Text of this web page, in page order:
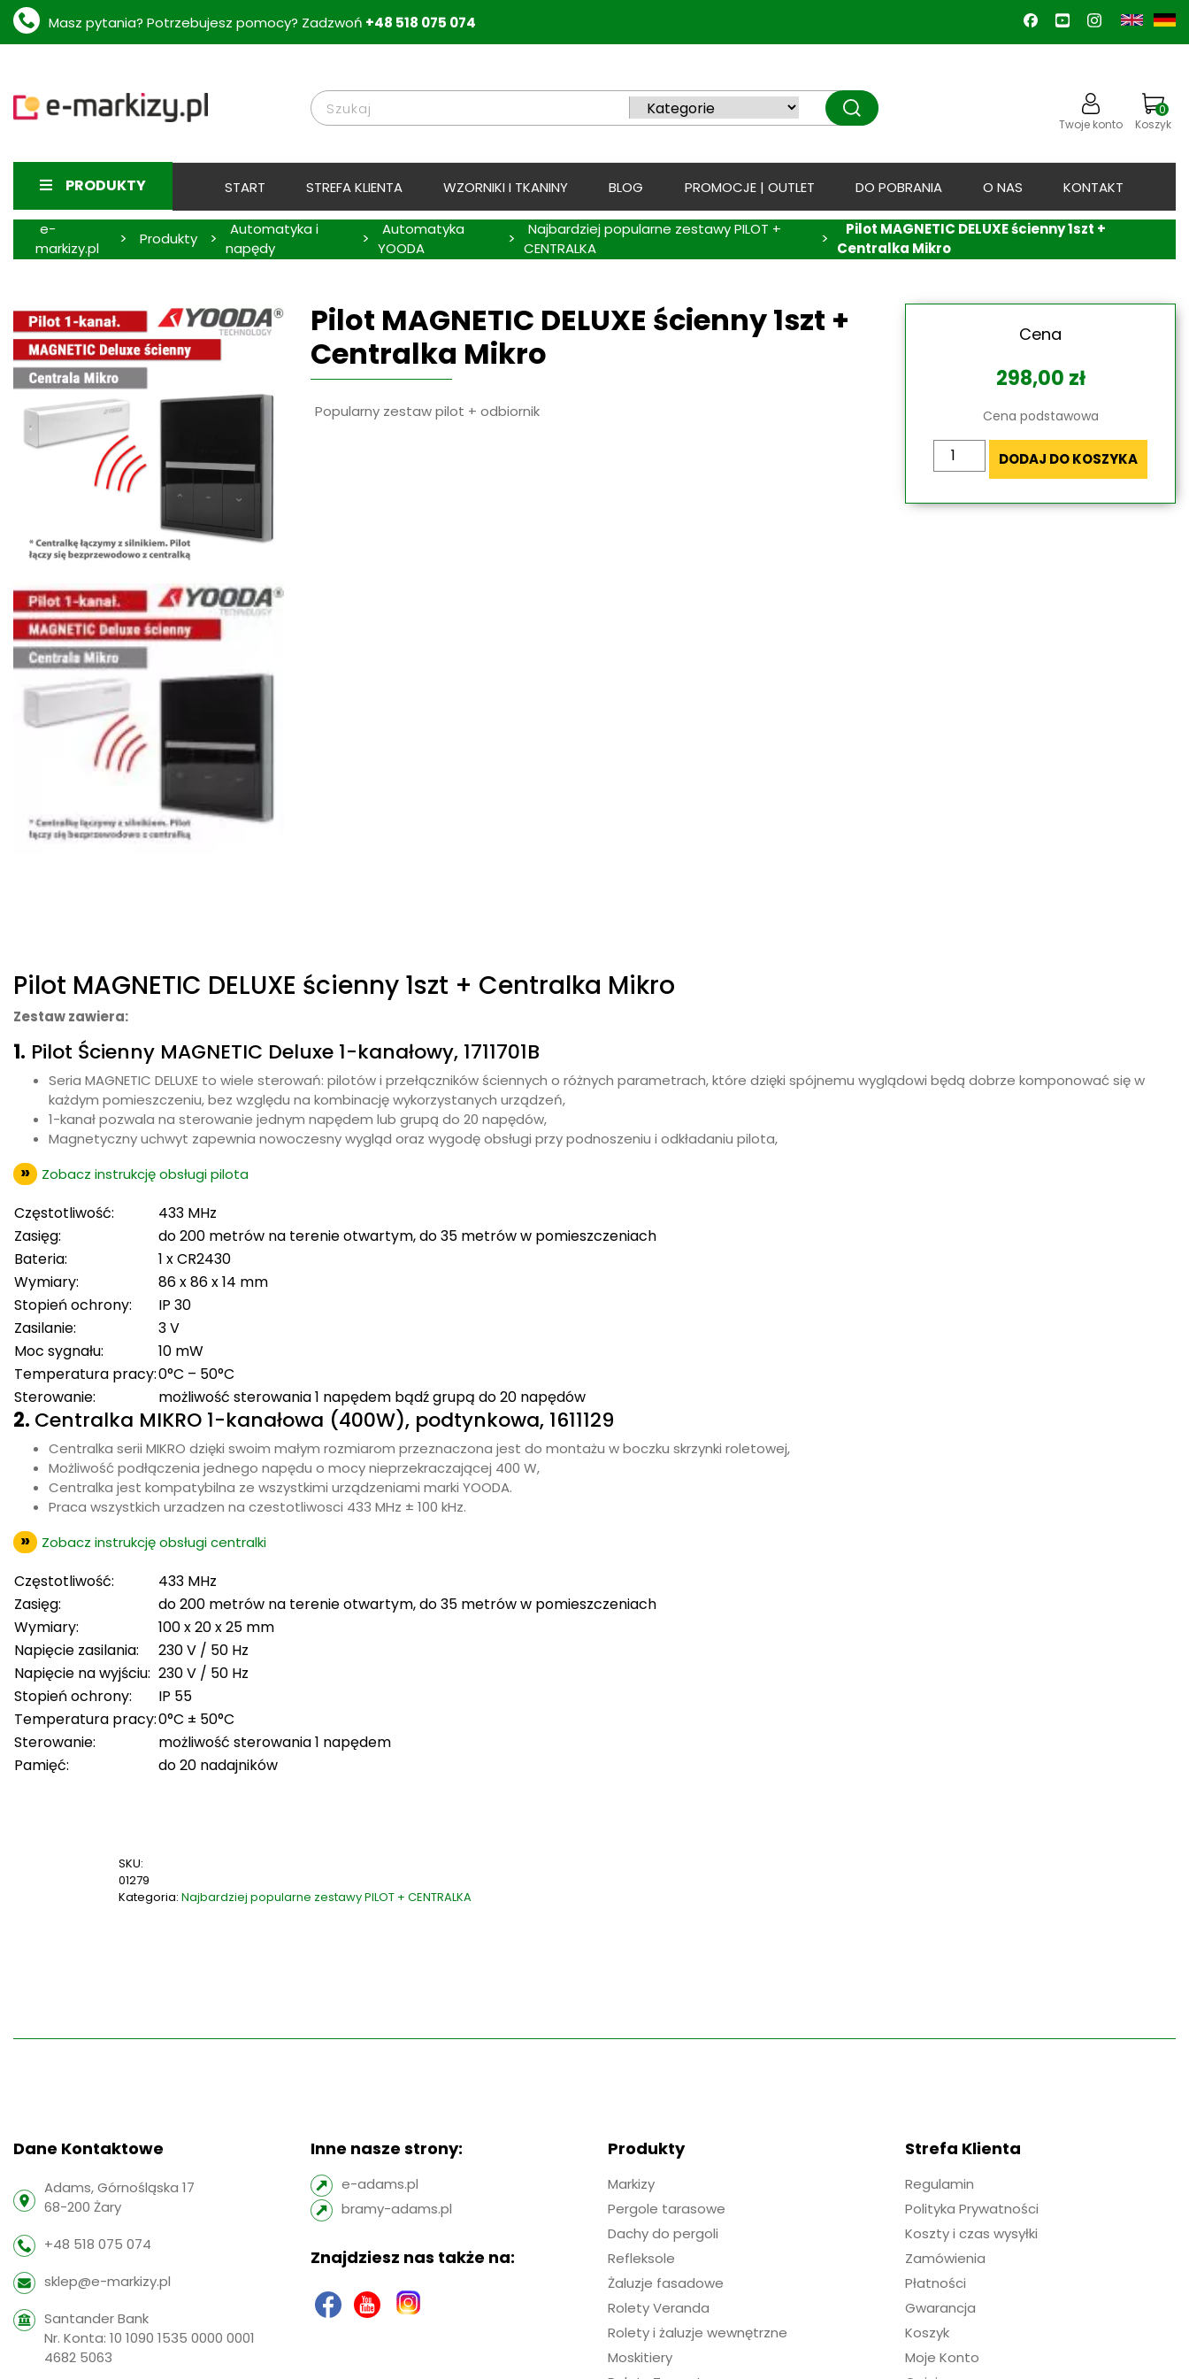
Masz pytania? Potrzebujesz pomocy? Zadzwoń +48 518 075 074
Twoje konto
0
Koszyk
PRODUKTY START STREFA KLIENTA WZORNIKI I TKANINY BLOG PROMOCJE | OUTLET DO POBRANIA O NAS KONTAKT
e-
markizy.pl
> Produkty >
Automatyka i
napędy
>
Automatyka
YOODA
>
Najbardziej popularne zestawy PILOT +
CENTRALKA
>
Pilot MAGNETIC DELUXE ścienny 1szt +
Centralka Mikro
Pilot MAGNETIC DELUXE ścienny 1szt +
Centralka Mikro
Popularny zestaw pilot + odbiornik
Cena
298,00 zł
Cena podstawowa
ilość
Pilot
DELUXE
DODAJ DO KOSZYKA
Pilot MAGNETIC DELUXE ścienny 1szt + Centralka Mikro
Zestaw zawiera:
1. Pilot Ścienny MAGNETIC Deluxe 1-kanałowy, 1711701B
Seria MAGNETIC DELUXE to wiele sterowań: pilotów i przełączników ściennych o różnych parametrach, które dzięki spójnemu wyglądowi będą dobrze komponować się w
każdym pomieszczeniu, bez względu na kombinację wykorzystanych urządzeń,
1-kanał pozwala na sterowanie jednym napędem lub grupą do 20 napędów,
Magnetyczny uchwyt zapewnia nowoczesny wygląd oraz wygodę obsługi przy podnoszeniu i odkładaniu pilota,
Zobacz instrukcję obsługi pilota
Częstotliwość:
433 MHz
Zasięg:
do 200 metrów na terenie otwartym, do 35 metrów w pomieszczeniach
Bateria:
1 x CR2430
Wymiary:
86 x 86 x 14 mm
Stopień ochrony:
IP 30
Zasilanie:
3 V
Moc sygnału:
10 mW
Temperatura pracy:0°C – 50°C
Sterowanie:
możliwość sterowania 1 napędem bądź grupą do 20 napędów
2. Centralka MIKRO 1-kanałowa (400W), podtynkowa, 1611129
Centralka serii MIKRO dzięki swoim małym rozmiarom przeznaczona jest do montażu w boczku skrzynki roletowej,
Możliwość podłączenia jednego napędu o mocy nieprzekraczającej 400 W,
Centralka jest kompatybilna ze wszystkimi urządzeniami marki YOODA.
Praca wszystkich urzadzen na czestotliwosci 433 MHz ± 100 kHz.
Zobacz instrukcję obsługi centralki
Częstotliwość:
433 MHz
Zasięg:
do 200 metrów na terenie otwartym, do 35 metrów w pomieszczeniach
Wymiary:
100 x 20 x 25 mm
Napięcie zasilania:
230 V / 50 Hz
Napięcie na wyjściu: 230 V / 50 Hz
Stopień ochrony:
IP 55
Temperatura pracy:0°C ± 50°C
Sterowanie:
możliwość sterowania 1 napędem
Pamięć:
do 20 nadajników
SKU:
01279
Kategoria:Najbardziej popularne zestawy PILOT + CENTRALKA
Dane Kontaktowe
Adams, Górnośląska 17
68-200 Żary
+48 518 075 074
sklep@e-markizy.pl
Santander Bank
Nr. Konta: 10 1090 1535 0000 0001
4682 5063
Inne nasze strony:
e-adams.pl
bramy-adams.pl
Znajdziesz nas także na:
Produkty
Markizy
Pergole tarasowe
Dachy do pergoli
Refleksole
Żaluzje fasadowe
Rolety Veranda
Rolety i żaluzje wewnętrzne
Moskitiery
Strefa Klienta
Regulamin
Polityka Prywatności
Koszty i czas wysyłki
Zamówienia
Płatności
Gwarancja
Koszyk
Moje Konto